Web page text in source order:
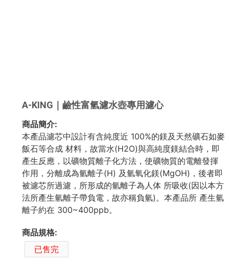
A-KING｜鹼性富氫濾水壺專用濾心
商品簡介:
本產品濾芯中設計有含純度近 100%的鎂及天然礦石如麥
飯石等合成 材料，故當水(H2O)與高純度鎂結合時，即
產生反應，以礦物質離子化方法，使礦物質的電離發揮
作用，分離成為氫離子(H) 及氫氧化鎂(MgOH)，後者即
被濾芯所過濾，所形成的氫離子為人体 所吸收(因以本方
法所產生氫離子帶負電，故亦稱負氫)。本產品所 產生氫
離子約在 300~400ppb。
商品規格:
已售完